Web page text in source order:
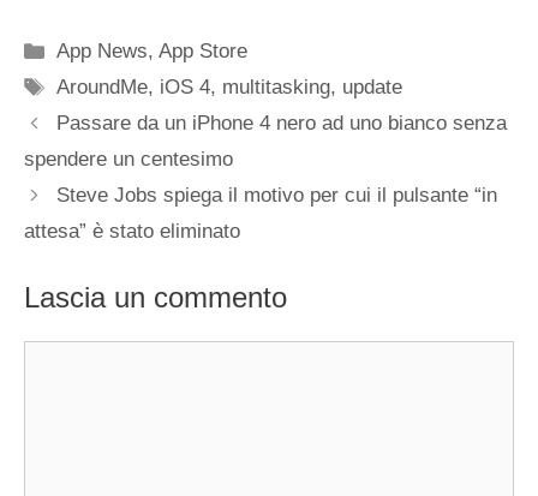
Categorie
App News,App Store
Tag
AroundMe, iOS 4, multitasking, update
Passare da un iPhone 4 nero ad uno bianco senza
spendere un centesimo
Steve Jobs spiega il motivo per cui il pulsante “in
attesa” è stato eliminato
Lascia un commento